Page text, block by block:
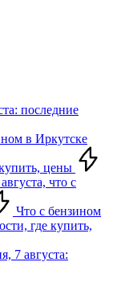
последние
в Иркутске
цены
что с
Что с бензином
где купить,
7 августа: